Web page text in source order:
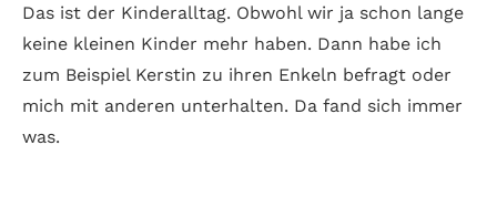
Das ist der Kinderalltag. Obwohl wir ja schon lange
keine kleinen Kinder mehr haben. Dann habe ich
zum Beispiel Kerstin zu ihren Enkeln befragt oder
mich mit anderen unterhalten. Da fand sich immer
was.